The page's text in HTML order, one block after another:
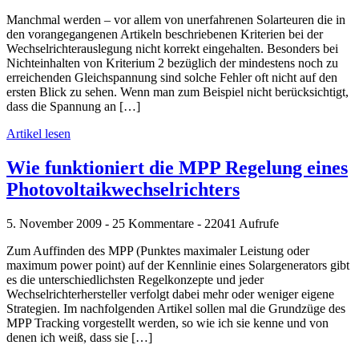
Manchmal werden – vor allem von unerfahrenen Solarteuren die in
den vorangegangenen Artikeln beschriebenen Kriterien bei der
Wechselrichterauslegung nicht korrekt eingehalten. Besonders bei
Nichteinhalten von Kriterium 2 bezüglich der mindestens noch zu
erreichenden Gleichspannung sind solche Fehler oft nicht auf den
ersten Blick zu sehen. Wenn man zum Beispiel nicht berücksichtigt,
dass die Spannung an […]
Artikel lesen
Wie funktioniert die MPP Regelung eines
Photovoltaikwechselrichters
5. November 2009 - 25 Kommentare - 22041 Aufrufe
Zum Auffinden des MPP (Punktes maximaler Leistung oder
maximum power point) auf der Kennlinie eines Solargenerators gibt
es die unterschiedlichsten Regelkonzepte und jeder
Wechselrichterhersteller verfolgt dabei mehr oder weniger eigene
Strategien. Im nachfolgenden Artikel sollen mal die Grundzüge des
MPP Tracking vorgestellt werden, so wie ich sie kenne und von
denen ich weiß, dass sie […]